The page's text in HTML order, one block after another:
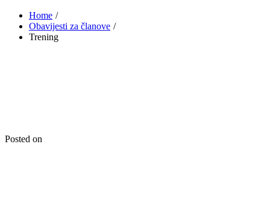
Home
Obavijesti za članove
Trening
Posted on